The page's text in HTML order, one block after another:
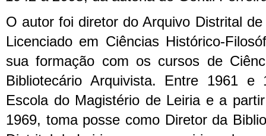
O autor foi diretor do Arquivo Distrital
Licenciado em Ciências Histórico-
sua formação com os cursos de
Bibliotecário Arquivista. Entre 1961
Escola do Magistério de Leiria e a
1969, toma posse como Diretor da